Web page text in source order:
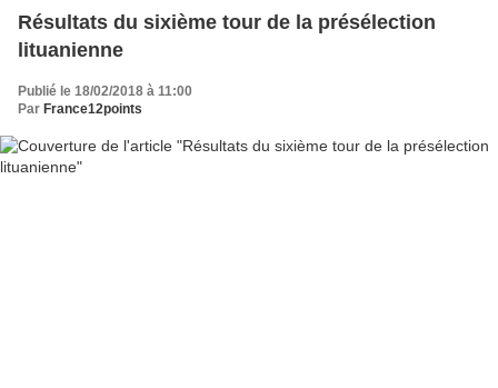
Résultats du sixième tour de la présélection
lituanienne
Publié le 18/02/2018 à 11:00
Par France12points